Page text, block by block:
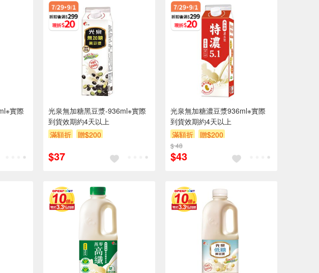
實際
光泉無加糖黑豆漿-936ml※實際
到貨效期約4天以上
滿額折
贈$200
$37
光泉無加糖濃豆漿936ml※實際
到貨效期約4天以上
滿額折
贈$200
$ 48
$43